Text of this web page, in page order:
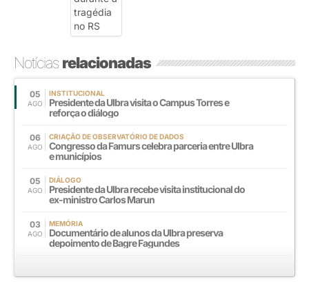
Notíciasrelacionadas
05
AGO
INSTITUCIONAL
Presidente da Ulbra visita o Campus Torres e
reforça o diálogo
06
AGO
CRIAÇÃO DE OBSERVATÓRIO DE DADOS
Congresso da Famurs celebra parceria entre Ulbra
e municípios
05
AGO
DIÁLOGO
Presidente da Ulbra recebe visita institucional do
ex-ministro Carlos Marun
03
AGO
MEMÓRIA
Documentário de alunos da Ulbra preserva
depoimento de Bagre Fagundes